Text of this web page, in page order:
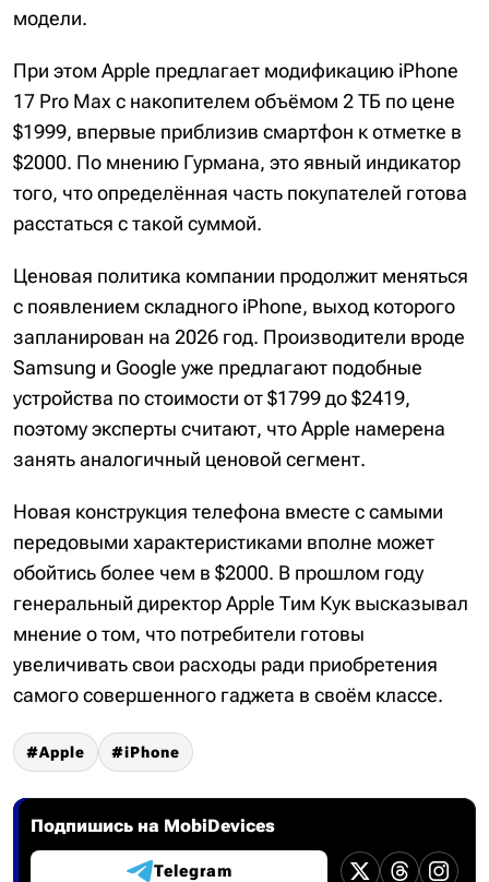
модели.
При этом Apple предлагает модификацию iPhone
17 Pro Max с накопителем объёмом 2 ТБ по цене
$1999, впервые приблизив смартфон к отметке в
$2000. По мнению Гурмана, это явный индикатор
того, что определённая часть покупателей готова
расстаться с такой суммой.
Ценовая политика компании продолжит меняться
с появлением складного iPhone, выход которого
запланирован на 2026 год. Производители вроде
Samsung и Google уже предлагают подобные
устройства по стоимости от $1799 до $2419,
поэтому эксперты считают, что Apple намерена
занять аналогичный ценовой сегмент.
Новая конструкция телефона вместе с самыми
передовыми характеристиками вполне может
обойтись более чем в $2000. В прошлом году
генеральный директор Apple Тим Кук высказывал
мнение о том, что потребители готовы
увеличивать свои расходы ради приобретения
самого совершенного гаджета в своём классе.
Apple iPhone
Подпишись на MobiDevices
Telegram